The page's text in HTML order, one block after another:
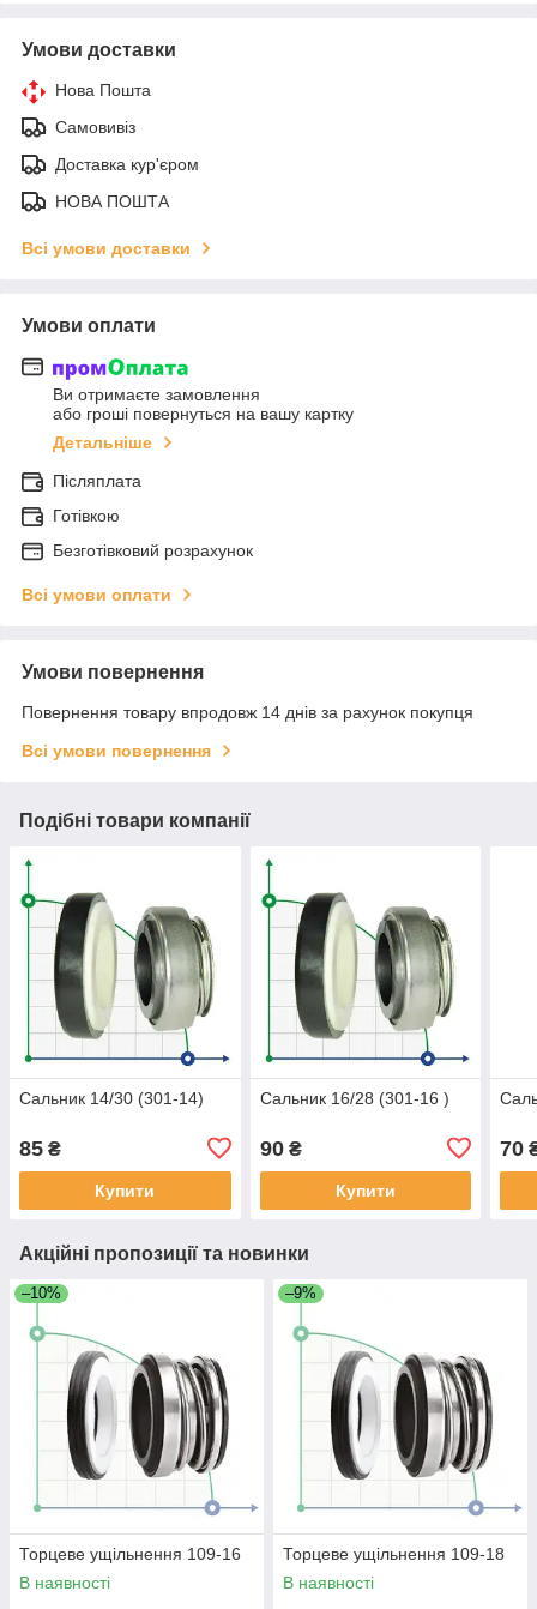
Умови доставки
Нова Пошта
Самовивіз
Доставка кур'єром
НОВА ПОШТА
Всі умови доставки
Умови оплати
Ви отримаєте замовлення
або гроші повернуться на вашу картку
Детальніше
Післяплата
Готівкою
Безготівковий розрахунок
Всі умови оплати
Умови повернення
Повернення товару впродовж 14 днів за рахунок покупця
Всі умови повернення
Подібні товари компанії
Сальник 14/30 (301-14)
85 ₴
Купити
Сальник 16/28 (301-16 )
90₴
Купити
70
Акційні пропозиції та новинки
–10%
Торцеве ущільнення 109-16
В наявності
–9%
Торцеве ущільнення 109-18
В наявності